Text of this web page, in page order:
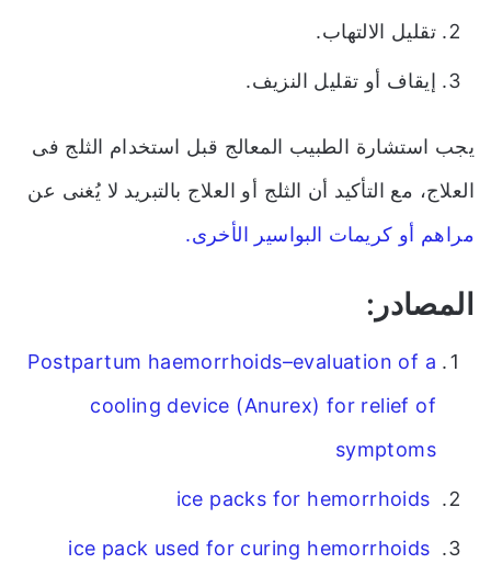
تقليل الالتهاب.
إيقاف أو تقليل النزيف.
يجب استشارة الطبيب المعالج قبل استخدام الثلج فى
العلاج، مع التأكيد أن الثلج أو العلاج بالتبريد لا يُغنى عن
مراهم أو كريمات البواسير الأخرى.
المصادر:
Postpartum haemorrhoids–evaluation of a
cooling device (Anurex) for relief of
symptoms